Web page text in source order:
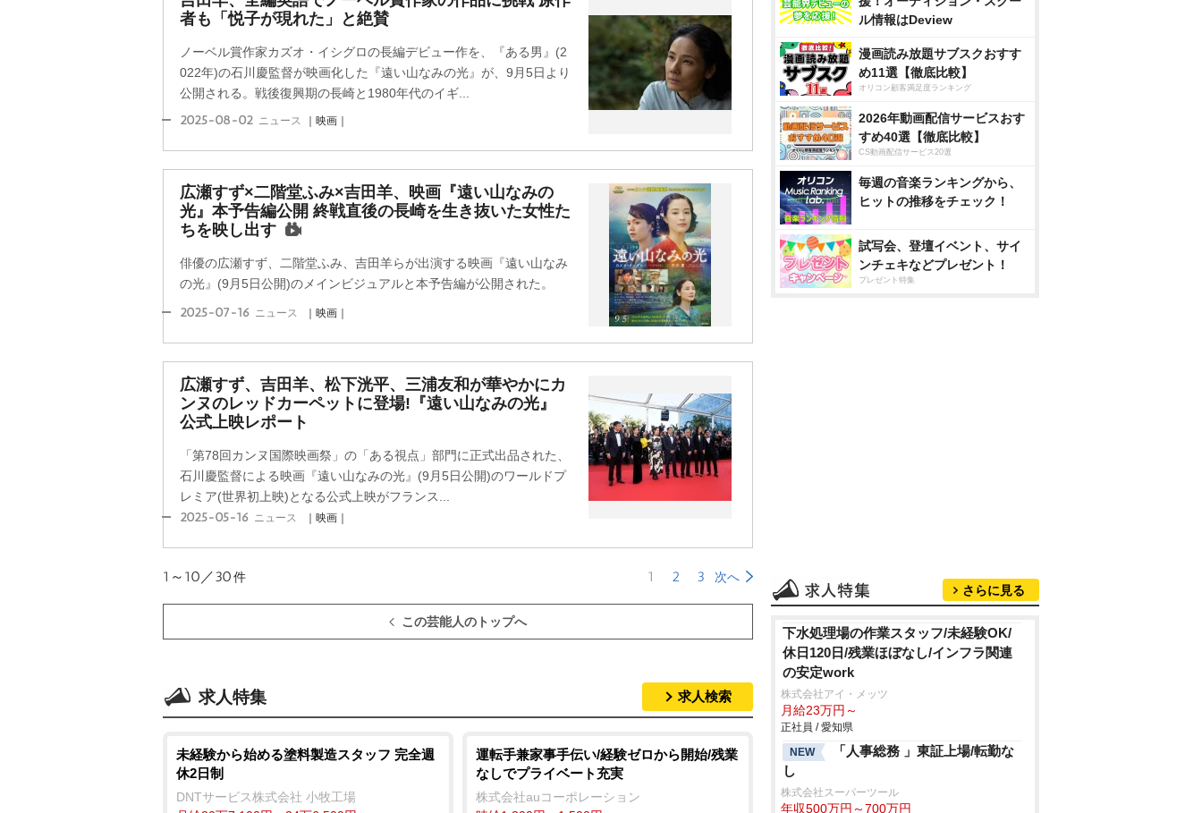
者も「悦子が現れた」と絶賛
ノーベル賞作家カズオ・イシグロの長編デビュー作を、『ある男』(2
022年)の石川慶監督が映画化した『遠い山なみの光』が、9月5日より
公開される。戦後復興期の長崎と1980年代のイギ...
2025-08-02 ニュース ｜映画｜
広瀬すず×二階堂ふみ×吉田羊、映画『遠い山なみの
光』本予告編公開 終戦直後の長崎を生き抜いた女性た
ちを映し出す
俳優の広瀬すず、二階堂ふみ、吉田羊らが出演する映画『遠い山なみ
の光』(9月5日公開)のメインビジュアルと本予告編が公開された。
2025-07-16 ニュース ｜映画｜
広瀬すず、吉田羊、松下洸平、三浦友和が華やかにカ
ンヌのレッドカーペットに登場!『遠い山なみの光』
公式上映レポート
「第78回カンヌ国際映画祭」の「ある視点」部門に正式出品された、
石川慶監督による映画『遠い山なみの光』(9月5日公開)のワールドプ
レミア(世界初上映)となる公式上映がフランス...
2025-05-16 ニュース ｜映画｜
1～10／30件 1 2 3 次へ
この芸能人のトップへ
求人特集 求人検索
未経験から始める塗料製造スタッフ 完全週
休2日制
DNTサービス株式会社 小牧工場
運転手兼家事手伝い/経験ゼロから開始/残業
なしでプライベート充実
株式会社auコーポレーション
ル情報はDeview
漫画読み放題サブスクおすす
め11選【徹底比較】
オリコン顧客満足度ランキング
2026年動画配信サービスおす
すめ40選【徹底比較】
CS動画配信サービス20選
毎週の音楽ランキングから、
ヒットの推移をチェック！
試写会、登壇イベント、サイ
ンチェキなどプレゼント！
プレゼント特集
さらに見る
下水処理場の作業スタッフ/未経験OK/
休日120日/残業ほぼなし/インフラ関連
の安定work
株式会社アイ・メッツ
月給23万円～
正社員 / 愛知県
NEW
「人事総務 」東証上場/転勤な
し
株式会社スーパーツール
年収500万円～700万円